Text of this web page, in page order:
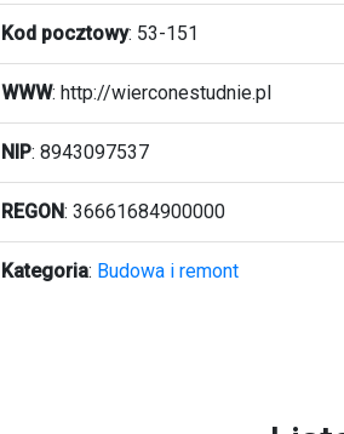
Kod pocztowy: 53-151
WWW: http://wierconestudnie.pl
NIP: 8943097537
REGON: 36661684900000
Kategoria: Budowa i remont